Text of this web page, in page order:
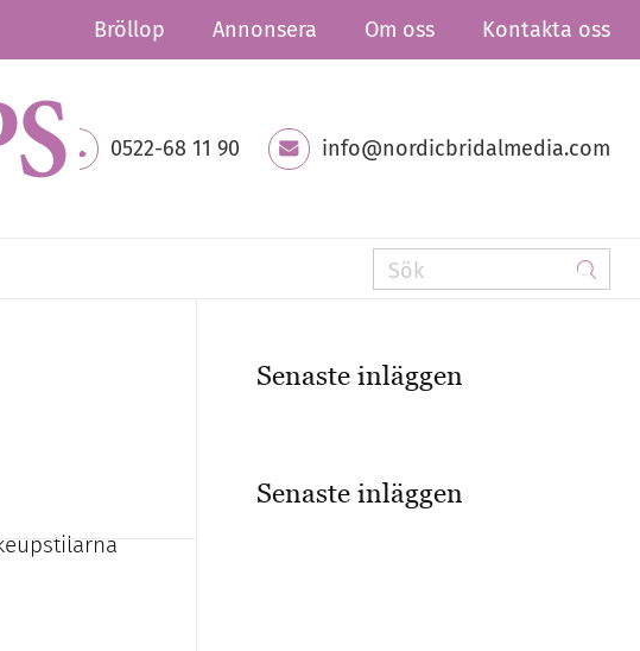
Bröllop Annonsera Om oss Kontakta oss
0522-68 11 90 info@nordicbridalmedia.com
Senaste inläggen
Senaste inläggen